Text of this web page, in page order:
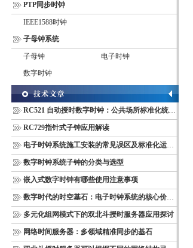
PTP同步时钟
IEEE1588时钟
子母钟系统
子母钟
电子时钟
数字时钟
RC521 自动授时数字时钟：公共场所标准化统一计时终端
RC729指针式子钟应用解读
电子时钟系统施工安装的常见误区及标准化运维管理规范
数字时钟系统子钟的分类与选型
嵌入式数字时钟有哪些使用注意事项
数字时代的时空基石：电子时钟系统的核心价值与多维意义
多元化组网模式下的双北斗授时服务器应用探讨
网络时间服务器：多领域精准同步的基石